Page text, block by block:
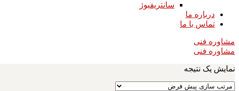
سانتریفیوژ
درباره ما
تماس با ما
مشاوره فنی
مشاوره فنی
نمایش یک نتیجه